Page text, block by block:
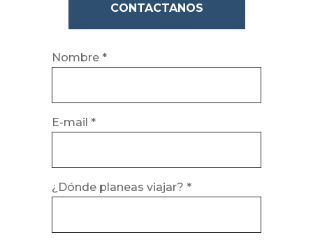
CONTACTANOS
Nombre *
E-mail *
¿Dónde planeas viajar? *